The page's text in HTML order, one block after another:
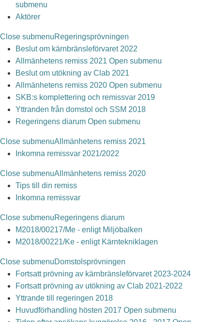
submenu
Aktörer
Close submenuRegeringsprövningen
Beslut om kärnbränsleförvaret 2022
Allmänhetens remiss 2021 Open submenu
Beslut om utökning av Clab 2021
Allmänhetens remiss 2020 Open submenu
SKB:s komplettering och remissvar 2019
Yttranden från domstol och SSM 2018
Regeringens diarum Open submenu
Close submenuAllmänhetens remiss 2021
Inkomna remissvar 2021/2022
Close submenuAllmänhetens remiss 2020
Tips till din remiss
Inkomna remissvar
Close submenuRegeringens diarum
M2018/00217/Me - enligt Miljöbalken
M2018/00221/Ke - enligt Kärntekniklagen
Close submenuDomstolsprövningen
Fortsatt prövning av kärnbränsleförvaret 2023-2024
Fortsatt prövning av utökning av Clab 2021-2022
Yttrande till regeringen 2018
Huvudförhandling hösten 2017 Open submenu